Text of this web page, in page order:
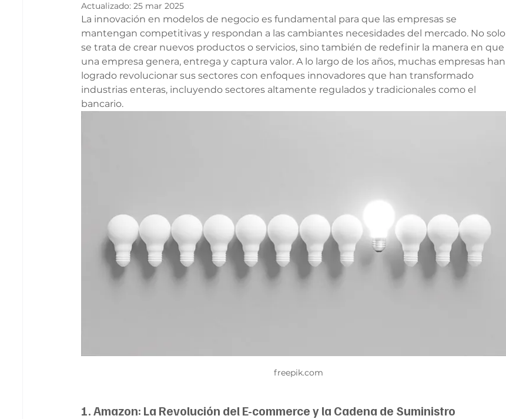
Actualizado:25 mar 2025
La innovación en modelos de negocio es fundamental para que las empresas se
mantengan competitivas y respondan a las cambiantes necesidades del mercado. No solo
se trata de crear nuevos productos o servicios, sino también de redefinir la manera en que
una empresa genera, entrega y captura valor. A lo largo de los años, muchas empresas han
logrado revolucionar sus sectores con enfoques innovadores que han transformado
industrias enteras, incluyendo sectores altamente regulados y tradicionales como el
bancario.
freepik.com
1. Amazon: La Revolución del E-commerce y la Cadena de Suministro